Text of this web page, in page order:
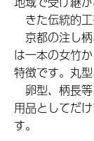
きた伝統的工
京都の注し
は一本の女竹
特徴です。丸型
卵型、柄長
用品としてだ
す。